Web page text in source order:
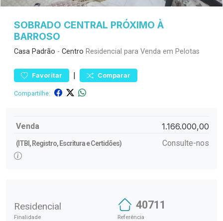
SOBRADO CENTRAL PRÓXIMO À
BARROSO
Casa Padrão - Centro Residencial para Venda em Pelotas
Favoritar | Comparar
Compartilhe:
Venda 1.166.000,00
(ITBI, Registro, Escritura e Certidões) Consulte-nos
Residencial
Finalidade
40711
Referência